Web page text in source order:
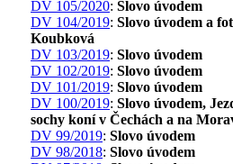
DV 105/2020: Slovo úvodem
DV 104/2019: Slovo úvodem a
Koubková
DV 103/2019: Slovo úvodem
DV 102/2019: Slovo úvodem
DV 101/2019: Slovo úvodem
DV 100/2019: Slovo úvodem,
sochy koní v Čechách a na
DV 99/2019: Slovo úvodem
DV 98/2018: Slovo úvodem